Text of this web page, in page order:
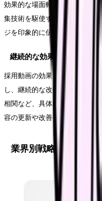
効果的な場面転換や、適切な
集技術を駆使することで、視
ジを印象的に伝えることができ
継続的な効果検証と改善
採用動画の効果を最大化する
し、継続的な改善を行うこと
相関など、具体的な指標に基
容の更新や改善を実施します。
業界別戦略分析